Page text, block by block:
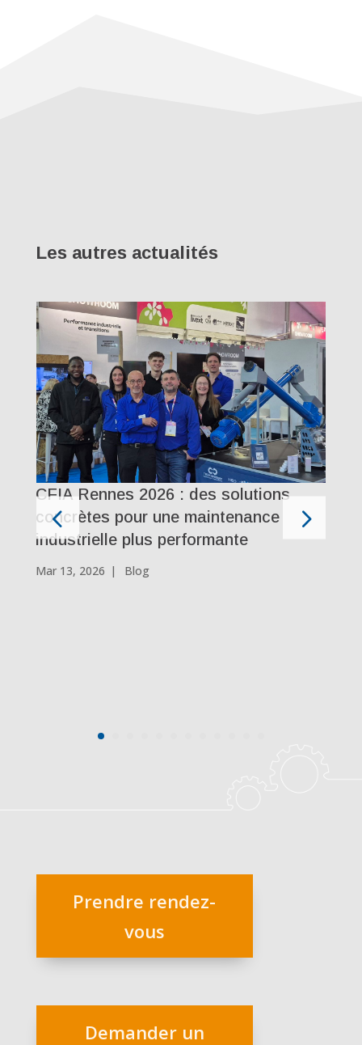
Les autres actualités
CFIA Rennes 2026 : des solutions
concrètes pour une maintenance
industrielle plus performante
Mar 13, 2026 | Blog
Prendre rendez-
vous
Demander un